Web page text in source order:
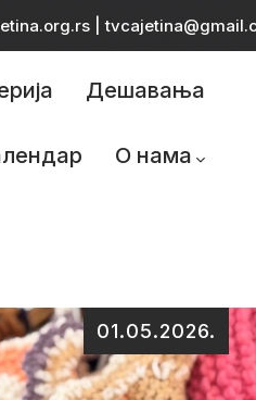
|
Дешавања
О нама
01.05.2026.